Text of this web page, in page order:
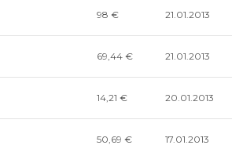
98 € 21.01.2013
69,44 € 21.01.2013
14,21 € 20.01.2013
50,69 € 17.01.2013